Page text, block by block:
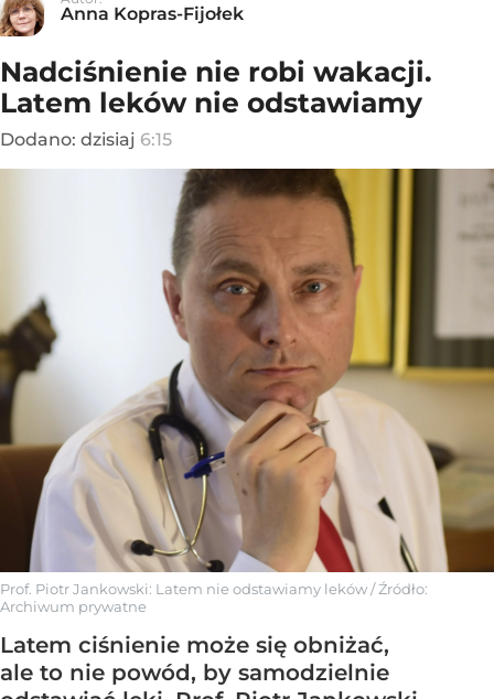
Anna Kopras-Fijołek
Nadciśnienie nie robi wakacji.
Latem leków nie odstawiamy
Dodano: dzisiaj 6:15
Prof. Piotr Jankowski: Latem nie odstawiamy leków/ Źródło:
Archiwum prywatne
Latem ciśnienie może się obniżać,
ale to nie powód, by samodzielnie